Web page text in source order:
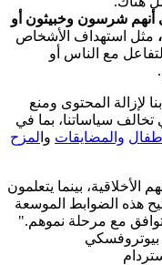
أنهم شرسون وخبيثون أو
مثل استهداف الأشخاص
مع الناس أو
لإزالة المحتوى ومنع
سياساتنا، بما في
والمضايقات وا لمزح
الأخلاقية، بينما يتعلمون
هذه الضوابط الموسعة
مع مرحلة نموهم."
بيوتروفسكي